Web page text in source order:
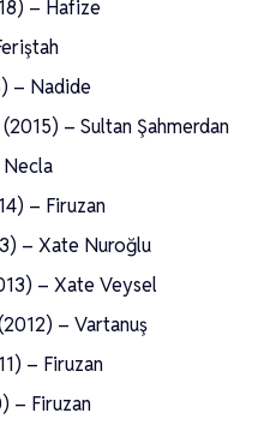
– Hafize
– Nadide
– Sultan Şahmerdan
Necla
– Firuzan
– Xate Nuroğlu
– Xate Veysel
– Vartanuş
– Firuzan
– Firuzan